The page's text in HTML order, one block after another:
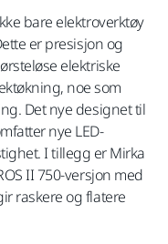
bare elektroverktøy
er presisjon og
elektriske
noe som
Det nye designet til
nye LED-
I tillegg er Mirka
II 750-versjon med
raskere og flatere